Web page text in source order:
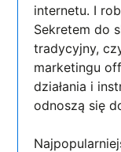
internetu. I
Sekretem do
tradycyjny,
marketingu
działania i
odnoszą się